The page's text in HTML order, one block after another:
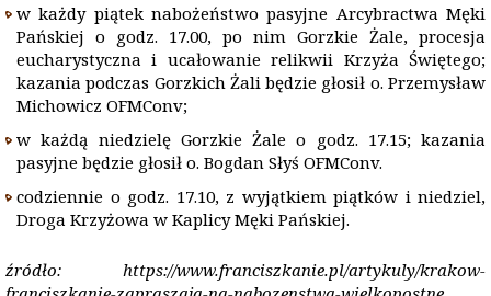
w każdy piątek nabożeństwo pasyjne Arcybractwa Męki
Pańskiej o godz. 17.00, po nim Gorzkie Żale, procesja
eucharystyczna i ucałowanie relikwii Krzyża Świętego;
kazania podczas Gorzkich Żali będzie głosił o. Przemysław
Michowicz OFMConv;
w każdą niedzielę Gorzkie Żale o godz. 17.15; kazania
pasyjne będzie głosił o. Bogdan Słyś OFMConv.
codziennie o godz. 17.10, z wyjątkiem piątków i niedziel,
Droga Krzyżowa w Kaplicy Męki Pańskiej.
źródło: https://www.franciszkanie.pl/artykuly/krakow-